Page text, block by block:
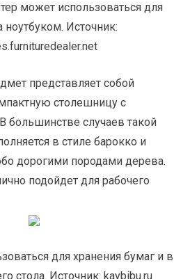
может использоваться для
ноутбуком. Источник:
представляет собой
столешницу с
большинстве случаев такой
в стиле барокко и
дорогими породами дерева.
подойдет для рабочего
для хранения бумаг и в
стола. Источник: kaуbibu.ru